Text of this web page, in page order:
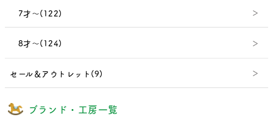
7才～(122)
8才～(124)
セール＆アウトレット(9)
ブランド・工房一覧